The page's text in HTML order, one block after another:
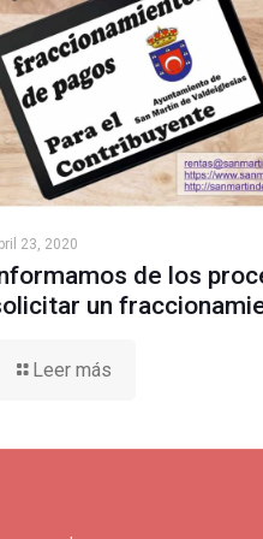
23, 2020
de los
un
Leer más